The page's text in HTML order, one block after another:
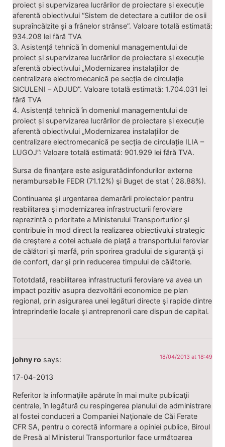
proiect și supervizarea lucrărilor de proiectare și execuție
aferentă obiectivului “Sistem de detectare a cutiilor de osii
supraîncălzite și a frânelor strânse”. Valoare totală estimată:
934.208 lei fără TVA
3. Asistență tehnică în domeniul managementului de
proiect și supervizarea lucrărilor de proiectare și execuție
aferentă obiectivului „Modernizarea instalațiilor de
centralizare electromecanică pe secția de circulație
SICULENI – ADJUD”. Valoare totală estimată: 1.704.031 lei
fără TVA
4. Asistență tehnică în domeniul managementului de
proiect și supervizarea lucrărilor de proiectare și execuție
aferentă obiectivului „Modernizarea instalațiilor de
centralizare electromecanică pe secția de circulație ILIA –
LUGOJ”: Valoare totală estimată: 901.929 lei fără TVA.
Sursa de finanţare este asiguratădinfondurilor externe
nerambursabile FEDR (71.12%) şi Buget de stat ( 28.88%).
Continuarea şi urgentarea demarării proiectelor pentru
reabilitarea şi modernizarea infrastructurii feroviare
reprezintă o prioritate a Ministerului Transporturilor şi
contribuie în mod direct la realizarea obiectivului strategic
de creştere a cotei actuale de piaţă a transportului feroviar
de călători şi marfă, prin sporirea gradului de siguranţă şi
de confort, dar şi prin reducerea timpului de călătorie.
Tototdată, reabilitarea infrastructurii feroviare va avea un
impact pozitiv asupra dezvoltării economice pe plan
regional, prin asigurarea unei legături directe şi rapide dintre
întreprinderile locale şi antreprenorii care dispun de capital.
johny ro says: 18/04/2013 at 18:49
17-04-2013
Referitor la informaţiile apărute în mai multe publicaţii
centrale, în legătură cu respingerea planului de administrare
al fostei conduceri a Companiei Naţionale de Căi Ferate
CFR SA, pentru o corectă informare a opiniei publice, Biroul
de Presă al Ministerul Transporturilor face următoarea